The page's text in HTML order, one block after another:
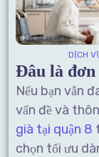
DỊCH
Đâu là
Nếu bạn vẫn
vấn đề và
già tại quận 8
chọn tối ưu